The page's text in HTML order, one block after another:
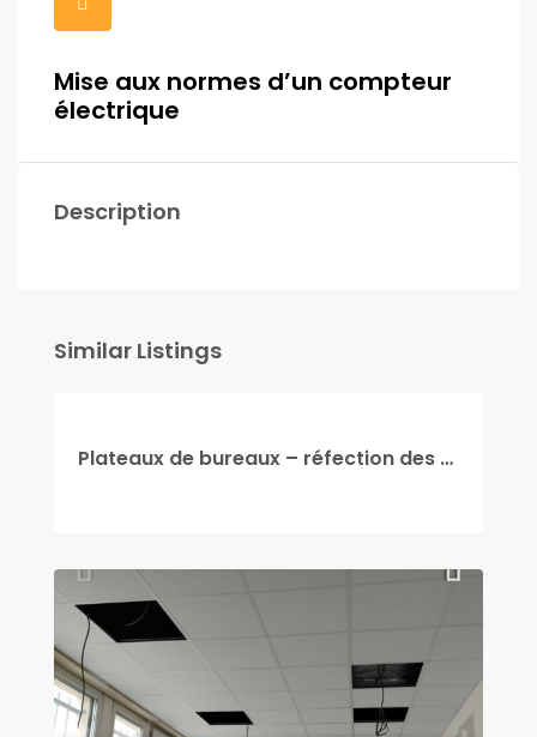
Mise aux normes d’un compteur
électrique
Description
Similar Listings
Plateaux de bureaux – réfection des circuits d’éclairage